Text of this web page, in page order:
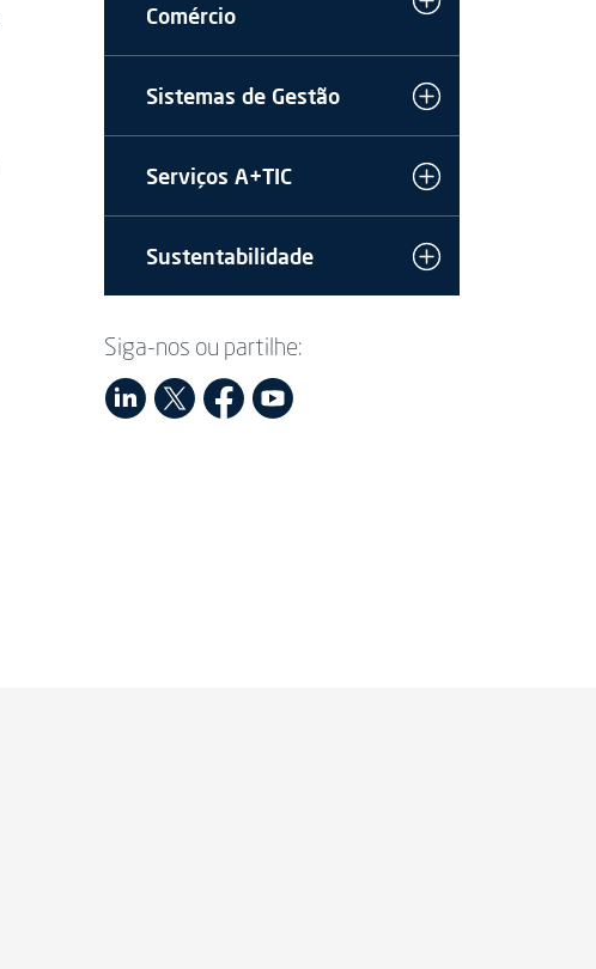
Comércio
Sistemas de Gestão
Serviços A+TIC
Sustentabilidade
Siga-nos ou partilhe: